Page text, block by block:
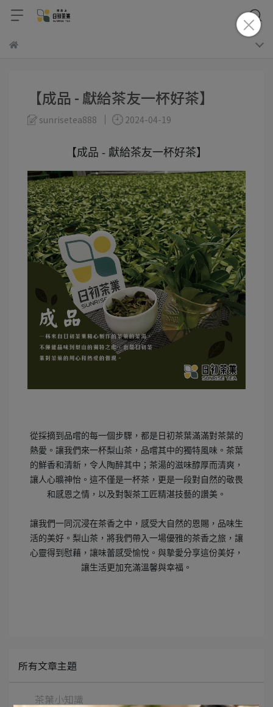
【成品 - 獻給茶友一杯好茶】
sunrisetea888 2024-04-19
【成品 - 獻給茶友一杯好茶】
從採摘到品嚐的每一個步驟，都是日初茶葉滿滿對茶葉的
熱愛。讓我們來一杯梨山茶，品嚐其中的獨特風味。茶葉
的鮮香和清新，令人陶醉其中；茶湯的滋味醇厚而清爽，
讓人心曠神怡。這不僅是一杯茶，更是一段對自然的敬畏
和感恩之情，以及對製茶工匠精湛技藝的讚美。
讓我們一同沉浸在茶香之中，感受大自然的恩賜，品味生
活的美好。梨山茶，將我們帶入一場優雅的茶香之旅，讓
心靈得到慰藉，讓味蕾感受愉悅。與摯愛分享這份美好，
讓生活更加充滿溫馨與幸福。
所有文章主題
茶葉小知識